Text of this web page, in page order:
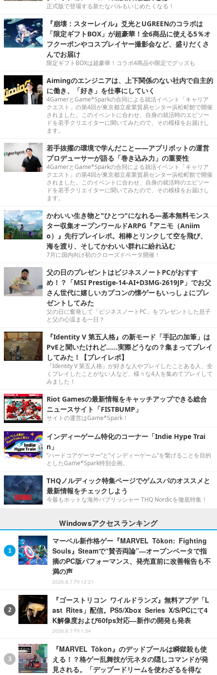
正式版で登場する新たなパルもいじめたくなる！
『崩壊：スターレイル』爻光とUGREENのコラボは
「限定ギフトBOX」が超豪華！全6商品に使える5％オ
フクーポンやコスプレイヤー撮影会など、盛りだくさ
んでお届け
限定ギフトBOXは超豪華！コラボ4商品や限定でグッズも
Aimingのエンジニアは、上下関係のない社内で自主的
に働き、「好き」を仕事にしていく
4GamerとGame*Sparkの合同による就活イベント「キャリア
クエスト」の第4回が東京都立産業貿易センター浜松町館で開催
されました。このイベントに合わせ、自身の就活時のエピソー
ドを若手クリエイターに聞いてみたので、その模様をお届けし
ます。
若手抜擢の環境で学んだこと――アプリボットの運営
プロデューサーが語る「巻き込み力」の重要性
4GamerとGame*Sparkの合同による就活イベント「キャリア
クエスト」の第4回が東京都立産業貿易センター浜松町館で開催
されました。このイベントに合わせ、自身の就活時のエピソー
ドを若手クリエイターに聞いてみたので、その模様をお届けし
ます。
かわいい生き物と"ひとつ"になれる―基本無料モンス
ター収集オープンワールドARPG『アニモ（Aniim
o）』先行プレイレポ。相棒とリンクして空を飛び、
海を渡り、そしてかわいい群れに紛れ込む
7月に国内向け初のクローズドベータ開催！
父の日のプレゼントはビジネスノートPCがおすす
め！？「MSI Prestige-14-AI+D3MG-2619JP」でお父
さん世代に嬉しいカプコンの懐ゲーもいっしょにプレ
ゼントしてみた
父の日に奮発して「ビジネスノートPC」をプレゼントした息子
と父の心温まる一日？
『Identity V 第五人格』の新モード「手記の加筆」は
PvEと聞いたけれど……実際どうなの？集まってプレイ
してみた！【プレイレポ】
『Identity V 第五人格』が好きな人やプレイしたことある人、全
くプレイしたことがない人など、様々な4人を集めてプレイして
みました！
Riot Gamesの最新情報をキャッチアップできる総合
ニュースサイト「FISTBUMP」
サイトの運営はGame*Spark！
インディーゲーム特化のコーナー「Indie Hype Trai
n」
“ハードコアゲーマー”と“インディーゲーム”を繋げることを目的
としたGame*Spark特別企画。
THQノルディック特集ページでゲムスパのオススメと
最新情報をチェックしよう
今最もホットな海外パブリッシャー THQ Nordicを徹底特集！
Windowsアクセスランキング
マーベル新作格ゲー『MARVEL Tōkon: Fighting
Souls』Steamで“賛否両論”―オープンベータで指
摘のPC版パフォーマンス、発売直前に改善報告も不
満の声
2026.8.7 Fri 12:21
『ゴーストリコン ワイルドランズ』無料アプデ「L
ast Rites」配信。PS5/Xbox Series X/S/PCにて4
K解像度および60fps対応―新作の開発も発表
2026.8.7 Fri 1:54
『MARVEL Tōkon』のデッドプールは瞬獄殺も使
える！？格ゲー乱舞技が元ネタの隠しコマンドが発
見される。「デップードリームを使わざるを得な